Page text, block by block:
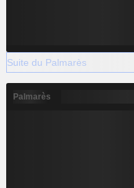
Suite du Palmarès
Palmarès